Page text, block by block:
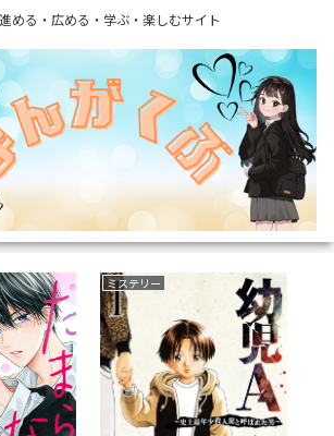
める・広める・学ぶ・楽しむサイト
ミステリー